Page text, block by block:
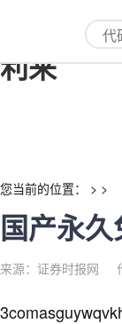
国产永
利来
您当前的位置： > >
国产永
来源：证券时报网